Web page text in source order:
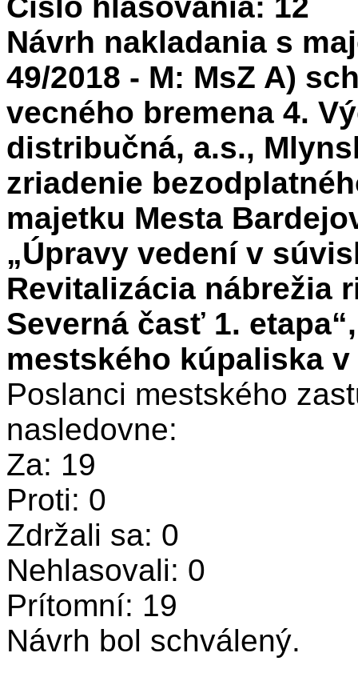
Návrh nakladania s
49/2018 - M: MsZ A)
vecného bremena 4.
distribučná, a.s.,
zriadenie
majetku Mesta
„Úpravy vedení v
Revitalizácia nábrežia
Severná časť 1.
mestského kúpaliska
Poslanci mestského
nasledovne:
Za: 19
Proti: 0
Zdržali sa: 0
Nehlasovali: 0
Prítomní: 19
Návrh bol schválený.